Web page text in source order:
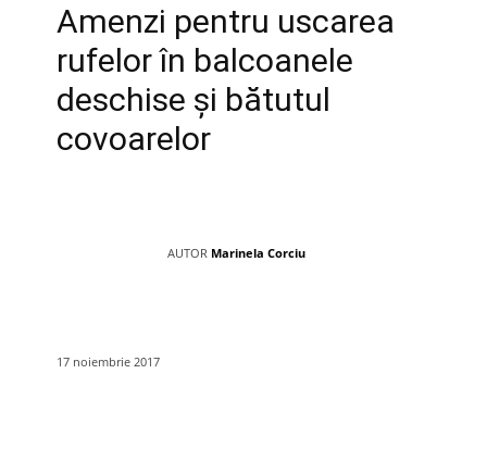
Amenzi pentru uscarea
rufelor în balcoanele
deschise și bătutul
covoarelor
AUTOR Marinela Corciu
17 noiembrie 2017